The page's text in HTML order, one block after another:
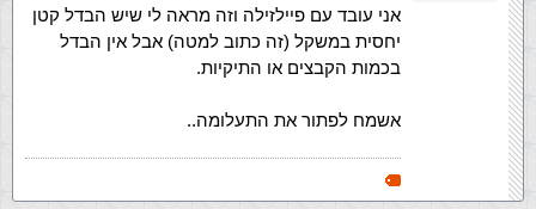
אני עובד עם פיילזילה וזה מראה לי שיש הבדל קטן
יחסית במשקל (זה כתוב למטה) אבל אין הבדל
בכמות הקבצים או התיקיות.
אשמח לפתור את התעלומה..